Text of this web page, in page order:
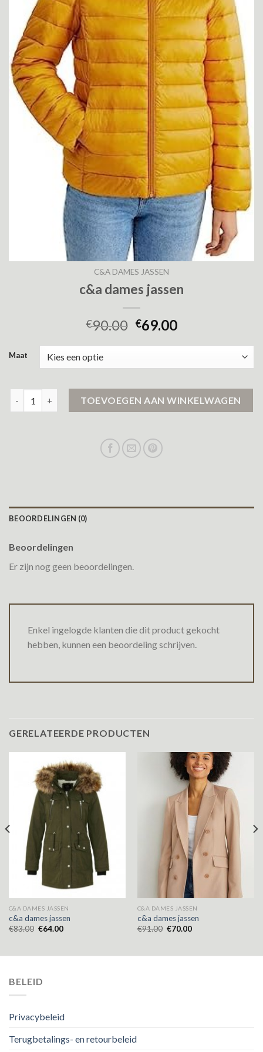
C&A DAMES JASSEN
c&a dames jassen
€90.00 €69.00
Maat
TOEVOEGEN AAN WINKELWAGEN
BEOORDELINGEN (0)
Beoordelingen
Er zijn nog geen beoordelingen.
Enkel ingelogde klanten die dit product gekocht
hebben, kunnen een beoordeling schrijven.
GERELATEERDE PRODUCTEN
C&A DAMES JASSEN
c&a dames jassen
€83.00 €64.00
C&A DAMES JASSEN
c&a dames jassen
€91.00 €70.00
BELEID
Privacybeleid
Terugbetalings- en retourbeleid